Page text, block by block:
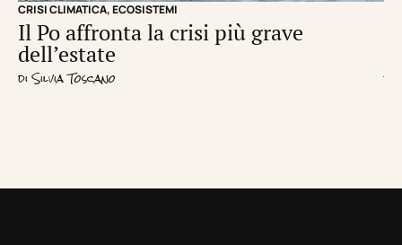
CRISI CLIMATICA,ECOSISTEMI
Il Po affronta la crisi più grave
dell’estate
diSilvia Toscano